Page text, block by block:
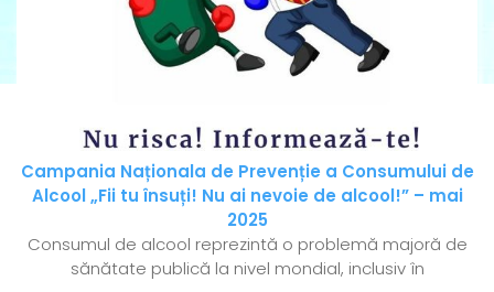
Campania Naționala de Prevenție a Consumului de
Alcool „Fii tu însuți! Nu ai nevoie de alcool!” – mai
2025
Consumul de alcool reprezintă o problemă majoră de
sănătate publică la nivel mondial, inclusiv în